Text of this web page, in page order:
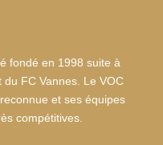
fondé en 1998 suite à
du FC Vannes. Le VOC
et ses équipes
compétitives.